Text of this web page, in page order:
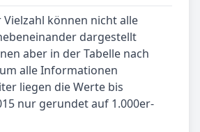
können nicht alle
dargestellt
aber in der Tabelle nach
alle Informationen
liegen die Werte bis
nur gerundet auf 1.000er-